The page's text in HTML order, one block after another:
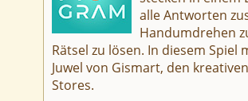
alle Antworten
Handumdrehen
Rätsel zu lösen. In diesem
Juwel von Gismart, den
Stores.